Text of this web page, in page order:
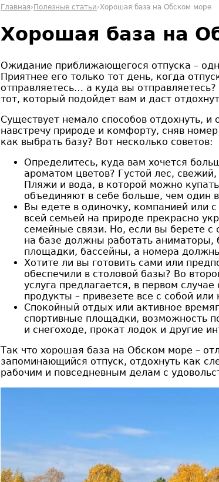
Главная› Полезные статьи›Хорошая база на Обском море
Хорошая база на
Ожидание приближающегося отпуска –
Приятнее его только тот день, когда
отправляетесь… а куда вы
тот, который подойдет вам и даст
Существует немало способов отдохнуть,
навстречу природе и комфорту, сняв
как выбрать базу? Вот несколько советов:
Определитесь, куда вам хочется
ароматом цветов? Густой лес,
Пляжи и вода, в которой можно
объединяют в себе больше, чем один
Вы едете в одиночку, компанией или
всей семьей на природе прекрасно
семейные связи. Но, если вы берете с
на базе должны работать аниматоры,
площадки, бассейны, а номера
Хотите ли вы готовить сами или
обеспечили в столовой базы? Во
услуга предлагается, в первом
продукты – привезете все с собой
Спокойный отдых или активное
спортивные площадки, возможность
и снегоходе, прокат лодок и другие
Так что хорошая база на Обском море –
запоминающийся отпуск, отдохнуть как
рабочим и повседневным делам с